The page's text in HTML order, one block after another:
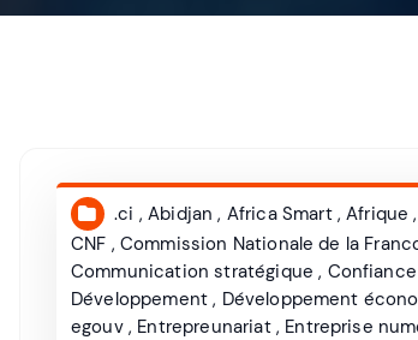
.ci ,Abidjan , Africa Smart,Afrique ,
CNF , Commission Nationale de la
Communication stratégique ,
Développement , Développement
egouv, Entrepreunariat, Entreprise